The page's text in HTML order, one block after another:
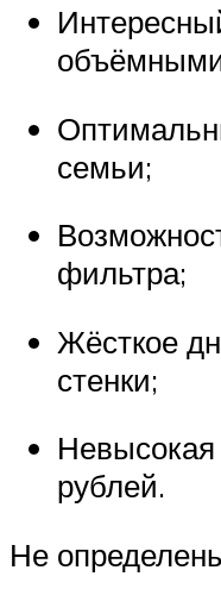
семьи;
фильтра;
Жёсткое
стенки;
рублей.
Не